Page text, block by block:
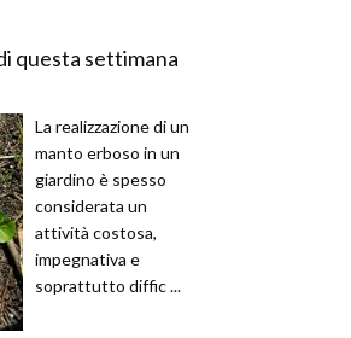
questa settimana
La realizzazione di un
manto erboso in un
giardino è spesso
considerata un
attività costosa,
impegnativa e
soprattutto diffic ...